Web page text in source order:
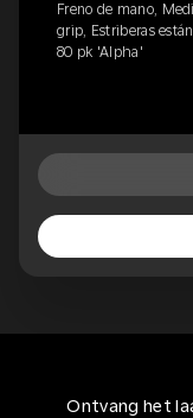
Freno de mano,
grip, Estriberas
80 pk 'Alpha'
Ontvang het